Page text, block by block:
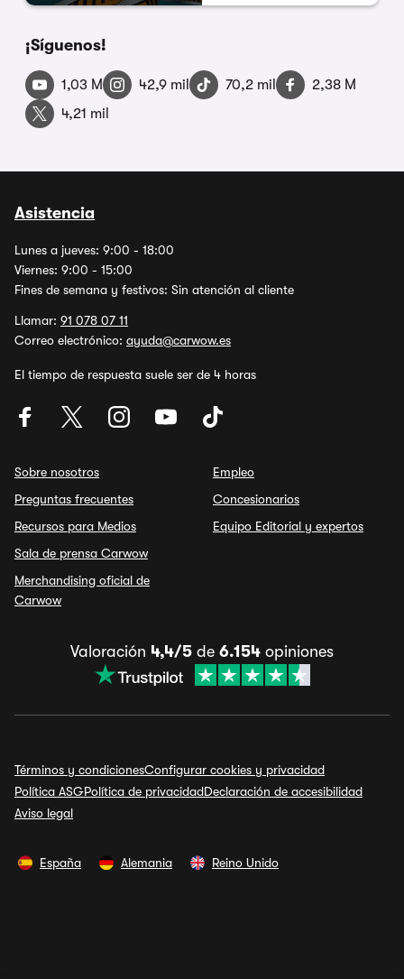
¡Síguenos!
1,03 M 42,9 mil 70,2 mil
2,38 M
4,21 mil
Asistencia
Lunes a jueves: 9:00 - 18:00
Viernes: 9:00 - 15:00
Fines de semana y festivos: Sin atención al cliente
Llamar: 91 078 07 11
Correo electrónico: ayuda@carwow.es
El tiempo de respuesta suele ser de 4 horas
Sobre nosotros
Preguntas frecuentes
Recursos para Medios
Sala de prensa Carwow
Merchandising oficial de
Carwow
Empleo
Concesionarios
Equipo Editorial y expertos
Valoración 4,4/5 de 6.154 opiniones
Términos y condicionesConfigurar cookies y privacidad
Política ASGPolítica de privacidadDeclaración de accesibilidad
Aviso legal
España Alemania Reino Unido